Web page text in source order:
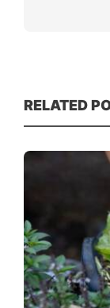
RELATED